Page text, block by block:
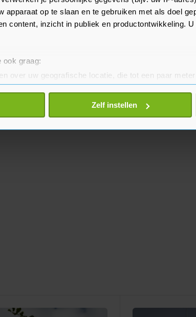
apparaat op te slaan en te gebruiken met als doel
content, inzicht in publiek en productontwikkeling.
ook graag:
over uw geografische locatie, die tot een paar
door het actief te scannen op specifieke
gegevens worden verwerkt en stel uw
wijzigen of intrekken in de Cookieverklaring.
Zelf instellen